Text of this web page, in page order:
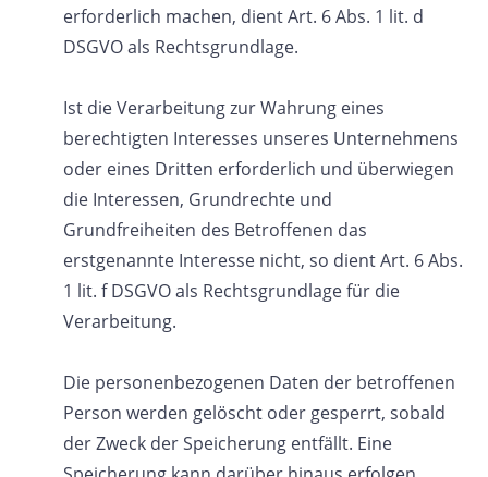
erforderlich machen, dient Art. 6 Abs. 1 lit. d
DSGVO als Rechtsgrundlage.
Ist die Verarbeitung zur Wahrung eines
berechtigten Interesses unseres Unternehmens
oder eines Dritten erforderlich und überwiegen
die Interessen, Grundrechte und
Grundfreiheiten des Betroffenen das
erstgenannte Interesse nicht, so dient Art. 6 Abs.
1 lit. f DSGVO als Rechtsgrundlage für die
Verarbeitung.
Die personenbezogenen Daten der betroffenen
Person werden gelöscht oder gesperrt, sobald
der Zweck der Speicherung entfällt. Eine